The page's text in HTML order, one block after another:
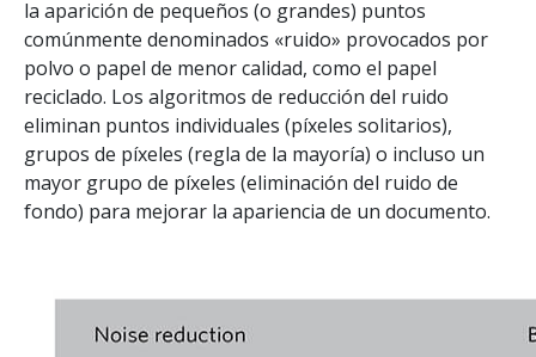
la aparición de pequeños (o grandes) puntos
comúnmente denominados «ruido» provocados por
polvo o papel de menor calidad, como el papel
reciclado. Los algoritmos de reducción del ruido
eliminan puntos individuales (píxeles solitarios),
grupos de píxeles (regla de la mayoría) o incluso un
mayor grupo de píxeles (eliminación del ruido de
fondo) para mejorar la apariencia de un documento.